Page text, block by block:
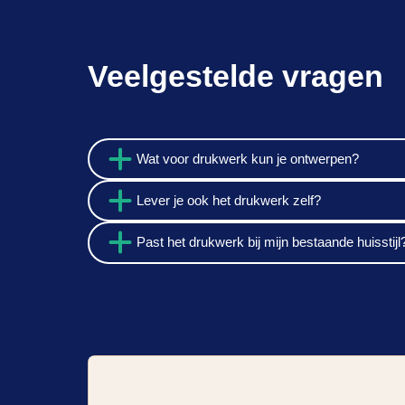
Begeleiding
Veelgestelde vragen
Wat voor drukwerk kun je ontwerpen?
Lever je ook het drukwerk zelf?
Past het drukwerk bij mijn bestaande